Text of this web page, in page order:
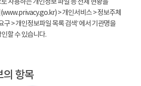
사용하는 개인정보 파일 등 전체 현황을
> 개인서비스 > 정보주체
> 개인정보파일 목록 검색’ 에서 기관명을
인할 수 있습니다.
의 항목